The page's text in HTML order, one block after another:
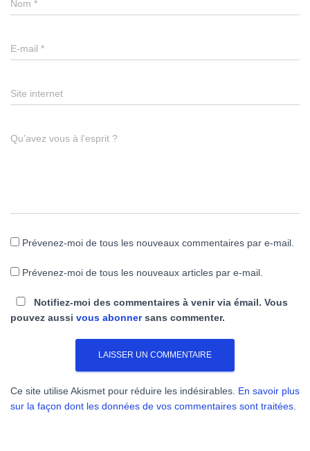
Nom *
E-mail *
Site internet
Qu’avez vous à l’esprit ?
Prévenez-moi de tous les nouveaux commentaires par e-mail.
Prévenez-moi de tous les nouveaux articles par e-mail.
Notifiez-moi des commentaires à venir via émail. Vous
pouvez aussi vous abonnersans commenter.
Ce site utilise Akismet pour réduire les indésirables. En savoir plus
sur la façon dont les données de vos commentaires sont traitées.